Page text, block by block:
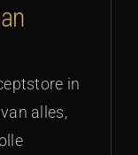
in
alles,